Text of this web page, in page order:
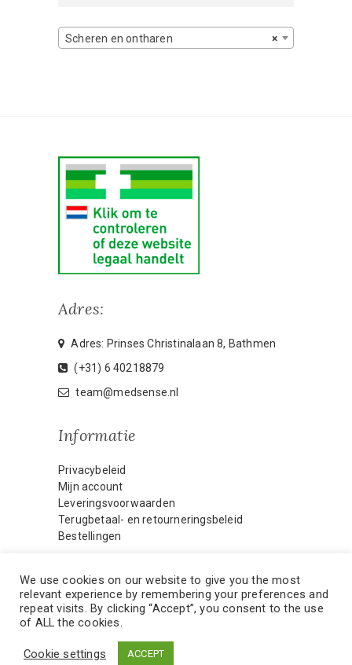
×
Scheren en ontharen
Adres:
Adres: Prinses Christinalaan 8, Bathmen
(+31) 6 40218879
team@medsense.nl
Informatie
Privacybeleid
Mijn account
Leveringsvoorwaarden
Terugbetaal- en retourneringsbeleid
Bestellingen
HOME
MIJN ACCOUNT
CONTACT
We use cookies on our website to give you the most
relevant experience by remembering your preferences and
repeat visits. By clicking “Accept”, you consent to the use
of ALL the cookies.
Cookie settings ACCEPT